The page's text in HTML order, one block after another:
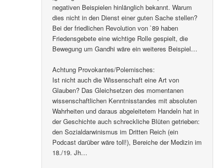
negativen Beispielen hinlänglich bekannt. Warum
dies nicht in den Dienst einer guten Sache stellen?
Bei der friedlichen Revolution von `89 haben
Friedensgebete eine wichtige Rolle gespielt, die
Bewegung um Gandhi wäre ein weiteres Beispiel…
Achtung Provokantes/Polemisches:
Ist nicht auch die Wissenschaft eine Art von
Glauben? Das Gleichsetzen des momentanen
wissenschaftlichen Kenntnisstandes mit absoluten
Wahrheiten und daraus abgeleitetem Handeln hat in
der Geschichte auch schreckliche Blüten getrieben:
den Sozialdarwinismus im Dritten Reich (ein
Podcast darüber wäre toll!), Bereiche der Medizin im
18./19. Jh…